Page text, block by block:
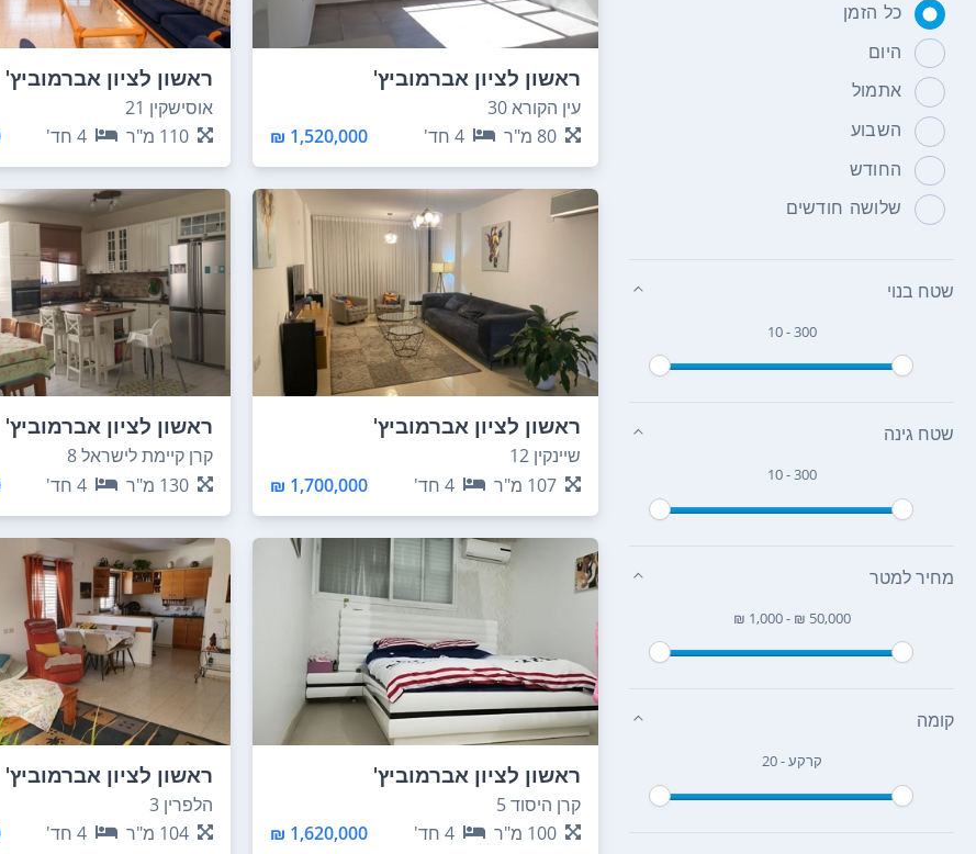
כל הזמן
היום
אתמול
השבוע
החודש
שלושה חודשים
שטח בנוי
10 - 300
שטח גינה
10 - 300
מחיר למטר
₪ 1,000 - ₪ 50,000
קומה
קרקע - 20
ראשון לציון אברמוביץ'
עין הקורא 30
80 מ"ר 4 חד' 1,520,000 ₪
ראשון לציון אברמוביץ'
אוסישקין 21
110 מ"ר 4חד'
ראשון לציון אברמוביץ'
שיינקין 12
107 מ"ר 4 חד' 1,700,000 ₪
ראשון לציון אברמוביץ'
קרן קיימת לישראל 8
130 מ"ר 4חד'
ראשון לציון אברמוביץ'
קרן היסוד 5
100 מ"ר 4 חד' 1,620,000 ₪
ראשון לציון אברמוביץ'
הלפרין 3
104 מ"ר 4חד'